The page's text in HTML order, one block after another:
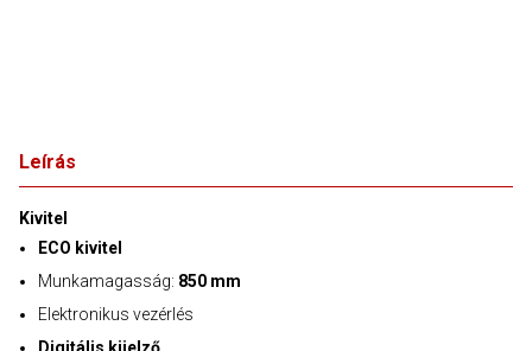
Leírás
Kivitel
ECO kivitel
Munkamagasság: 850 mm
Elektronikus vezérlés